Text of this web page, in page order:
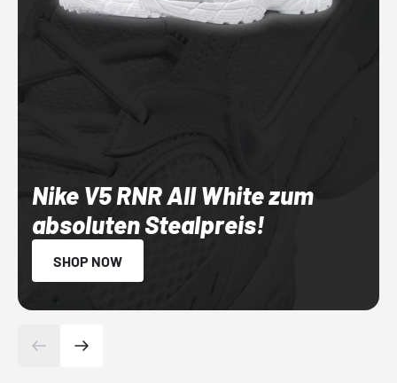
Nike V5 RNR All White zum
absoluten Stealpreis!
SHOP NOW